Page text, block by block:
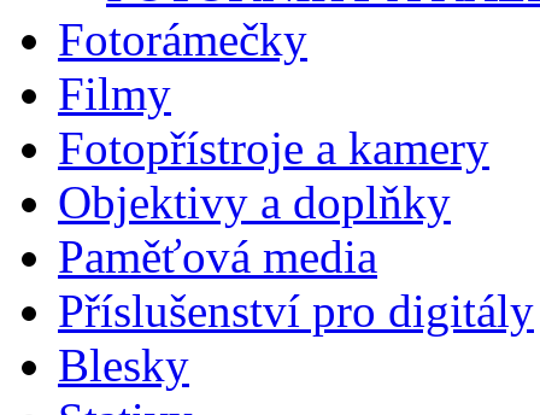
Fotorámečky
Filmy
Fotopřístroje a kamery
Objektivy a doplňky
Paměťová media
Příslušenství pro digitály
Blesky